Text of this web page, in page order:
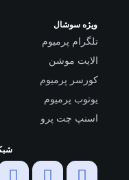
ویژه سوشال
تلگرام پرمیوم
الایت موشن
کورسر پرمیوم
یوتوب پرمیوم
اسنپ چت پرو